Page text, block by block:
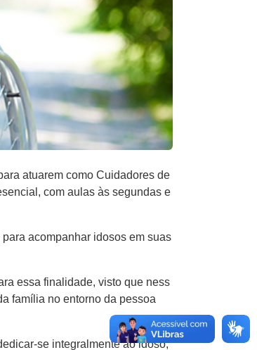
atuarem como Cuidadores de
com aulas ​à​s segundas e
acompanhar idosos em suas
essa finalidade​,​ visto que nes​s​
família no entorno da pessoa
se integralmente ao idoso,